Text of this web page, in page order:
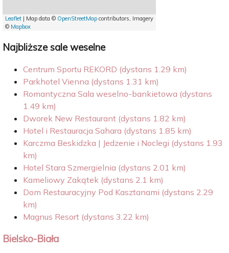
Leaflet | Map data © OpenStreetMap contributors, Imagery
© Mapbox
Najbliższe sale weselne
Centrum Sportu REKORD (dystans 1.29 km)
Parkhotel Vienna (dystans 1.31 km)
Romantyczna Sala weselno-bankietowa (dystans
1.49 km)
Dworek New Restaurant (dystans 1.82 km)
Hotel i Restauracja Sahara (dystans 1.85 km)
Karczma Beskidzka | Jedzenie i Noclegi (dystans 1.93
km)
Hotel Stara Szmergielnia (dystans 2.01 km)
Kameliowy Zakątek (dystans 2.1 km)
Dom Restauracyjny Pod Kasztanami (dystans 2.29
km)
Magnus Resort (dystans 3.22 km)
Bielsko-Biała